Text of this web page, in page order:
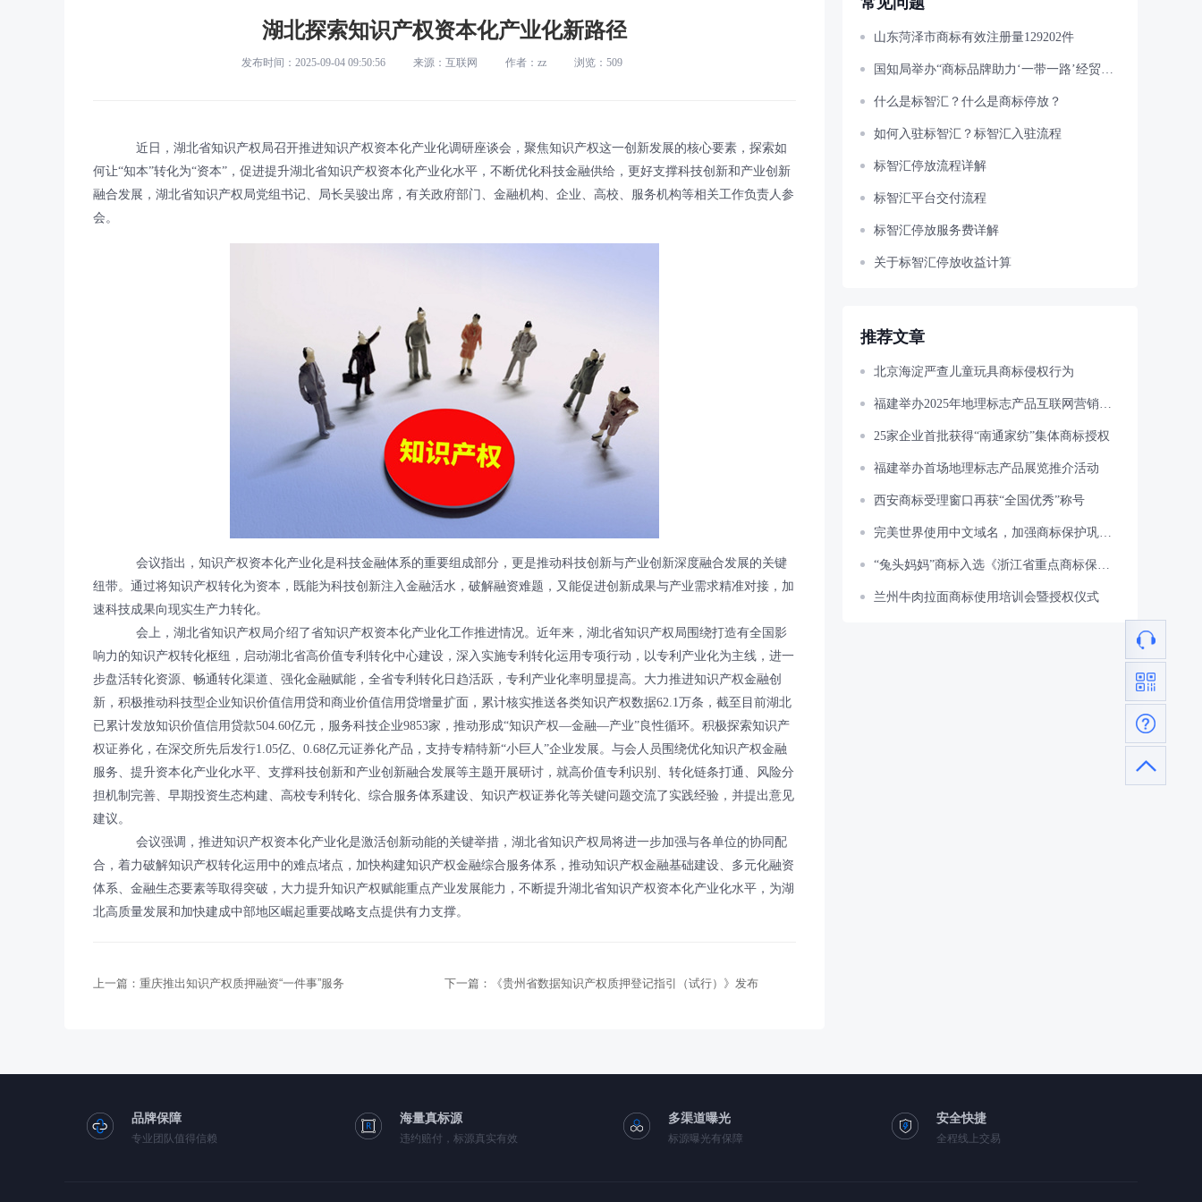
湖北探索知识产权资本化产业化新路径
发布时间：2025-09-04 09:50:56 来源：互联网 作者：zz 浏览：509
近日，湖北省知识产权局召开推进知识产权资本化产业化调研座谈会，聚焦知识产权这一创新发展的核心要素，探索如
何让“知本”转化为“资本”，促进提升湖北省知识产权资本化产业化水平，不断优化科技金融供给，更好支撑科技创新和产业创新
融合发展，湖北省知识产权局党组书记、局长吴骏出席，有关政府部门、金融机构、企业、高校、服务机构等相关工作负责人参
会。
会议指出，知识产权资本化产业化是科技金融体系的重要组成部分，更是推动科技创新与产业创新深度融合发展的关键
纽带。通过将知识产权转化为资本，既能为科技创新注入金融活水，破解融资难题，又能促进创新成果与产业需求精准对接，加
速科技成果向现实生产力转化。
会上，湖北省知识产权局介绍了省知识产权资本化产业化工作推进情况。近年来，湖北省知识产权局围绕打造有全国影
响力的知识产权转化枢纽，启动湖北省高价值专利转化中心建设，深入实施专利转化运用专项行动，以专利产业化为主线，进一
步盘活转化资源、畅通转化渠道、强化金融赋能，全省专利转化日趋活跃，专利产业化率明显提高。大力推进知识产权金融创
新，积极推动科技型企业知识价值信用贷和商业价值信用贷增量扩面，累计核实推送各类知识产权数据62.1万条，截至目前湖北
已累计发放知识价值信用贷款504.60亿元，服务科技企业9853家，推动形成“知识产权—金融—产业”良性循环。积极探索知识产
权证券化，在深交所先后发行1.05亿、0.68亿元证券化产品，支持专精特新“小巨人”企业发展。与会人员围绕优化知识产权金融
服务、提升资本化产业化水平、支撑科技创新和产业创新融合发展等主题开展研讨，就高价值专利识别、转化链条打通、风险分
担机制完善、早期投资生态构建、高校专利转化、综合服务体系建设、知识产权证券化等关键问题交流了实践经验，并提出意见
建议。
会议强调，推进知识产权资本化产业化是激活创新动能的关键举措，湖北省知识产权局将进一步加强与各单位的协同配
合，着力破解知识产权转化运用中的难点堵点，加快构建知识产权金融综合服务体系，推动知识产权金融基础建设、多元化融资
体系、金融生态要素等取得突破，大力提升知识产权赋能重点产业发展能力，不断提升湖北省知识产权资本化产业化水平，为湖
北高质量发展和加快建成中部地区崛起重要战略支点提供有力支撑。
上一篇： 重庆推出知识产权质押融资“一件事”服务 下一篇： 《贵州省数据知识产权质押登记指引（试行）》发布
山东菏泽市商标有效注册量129202件
国知局举办“商标品牌助力‘一带一路’经贸合作”主题宣讲活动
什么是标智汇？什么是商标停放？
如何入驻标智汇？标智汇入驻流程
标智汇停放流程详解
标智汇平台交付流程
标智汇停放服务费详解
关于标智汇停放收益计算
推荐文章
北京海淀严查儿童玩具商标侵权行为
福建举办2025年地理标志产品互联网营销大赛
25家企业首批获得“南通家纺”集体商标授权
福建举办首场地理标志产品展览推介活动
西安商标受理窗口再获“全国优秀”称号
完美世界使用中文域名，加强商标保护巩固官网权威
“兔头妈妈”商标入选《浙江省重点商标保护名录》
兰州牛肉拉面商标使用培训会暨授权仪式
品牌保障
专业团队值得信赖
海量真标源
违约赔付，标源真实有效
多渠道曝光
标源曝光有保障
安全快捷
全程线上交易